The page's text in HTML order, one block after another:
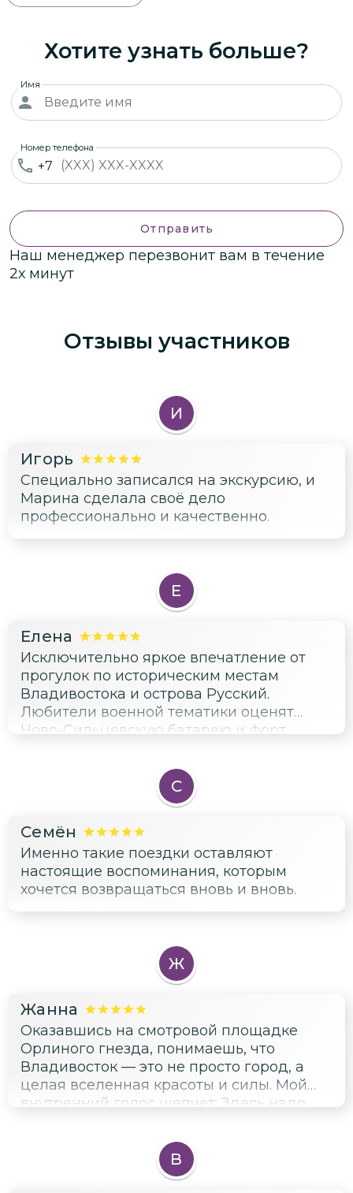
Хотите узнать больше?
Имя
+7
Номер телефона
Отправить
Наш менеджер перезвонит вам в течение
2х минут
Отзывы участников
И
Игорь
Специально записался на экскурсию, и
Марина сделала своё дело
профессионально и качественно.
Е
Елена
Исключительно яркое впечатление от
прогулок по историческим местам
Владивостока и острова Русский.
Любители военной тематики оценят
Ново-Сильцевскую батарею и форт
город, наполненный жизнью и энергией
моря. Немаловажную роль сыграла гид
Марина, создавшая теплую и
С
Семён
Именно такие поездки оставляют
настоящие воспоминания, которым
хочется возвращаться вновь и вновь.
Ж
Жанна
Оказавшись на смотровой площадке
Орлиного гнезда, понимаешь, что
Владивосток — это не просто город, а
целая вселенная красоты и силы. Мой
внутренний голос шепчет: Здесь надо
нас сквозь века, раскрывая тайные
достопримечательностей. Настоятельно
В